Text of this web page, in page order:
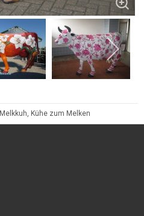
Melkkuh, Kühe zum Melken